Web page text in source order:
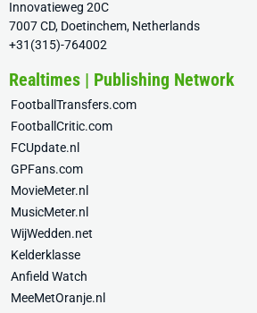
Innovatieweg 20C
7007 CD, Doetinchem, Netherlands
+31(315)-764002
Realtimes | Publishing Network
FootballTransfers.com
FootballCritic.com
FCUpdate.nl
GPFans.com
MovieMeter.nl
MusicMeter.nl
WijWedden.net
Kelderklasse
Anfield Watch
MeeMetOranje.nl